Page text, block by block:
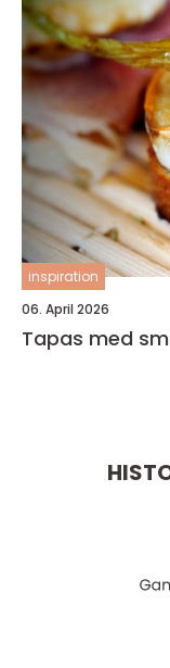
inspiration
06. April 2026
Tapas med